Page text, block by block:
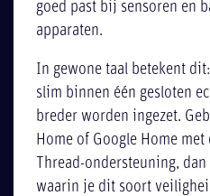
goed past bij sensoren en
apparaten.
In gewone taal betekent
slim binnen één gesloten
breder worden ingezet.
Home of Google Home
Thread-ondersteuning,
waarin je dit soort